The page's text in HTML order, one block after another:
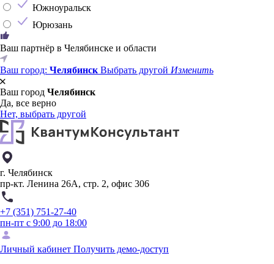
Южноуральск
Юрюзань
Ваш партнёр в Челябинске и области
Ваш город: Челябинск Выбрать другой Изменить
Ваш город Челябинск
Да, все верно
Нет, выбрать другой
г. Челябинск
пр-кт. Ленина 26А, стр. 2, офис 306
+7 (351) 751-27-40
пн-пт с 9:00 до 18:00
Личный кабинет Получить демо-доступ